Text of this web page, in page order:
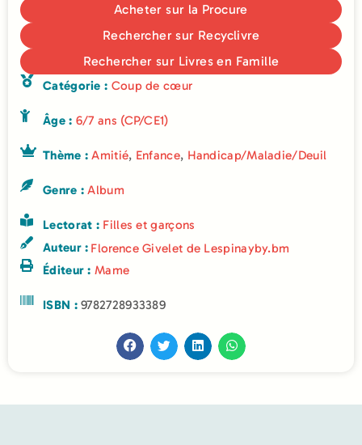
Acheter sur la Procure
Rechercher sur Recyclivre
Rechercher sur Livres en Famille
Catégorie : Coup de cœur
Âge : 6/7 ans (CP/CE1)
Thème :Amitié, Enfance, Handicap/Maladie/Deuil
Genre :Album
Lectorat : Filles et garçons
Auteur : Florence Givelet de Lespinayby.bm
Éditeur : Mame
ISBN :9782728933389